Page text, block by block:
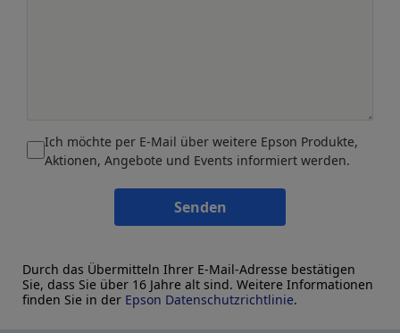
Ich möchte per E-Mail über weitere Epson Produkte,
Aktionen, Angebote und Events informiert werden.
Senden
Durch das Übermitteln Ihrer E-Mail-Adresse bestätigen
Sie, dass Sie über 16 Jahre alt sind. Weitere Informationen
finden Sie in der Epson Datenschutzrichtlinie.